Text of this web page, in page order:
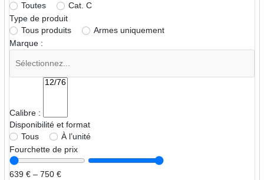
Toutes
Cat. C
Type de produit
Tous produits
Armes uniquement
Marque :
Calibre :
Disponibilité et format
Tous
À l’unité
Fourchette de prix
639 € – 750 €